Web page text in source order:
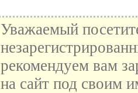
Уважаемый
рекомендуем вам
на сайт под своим